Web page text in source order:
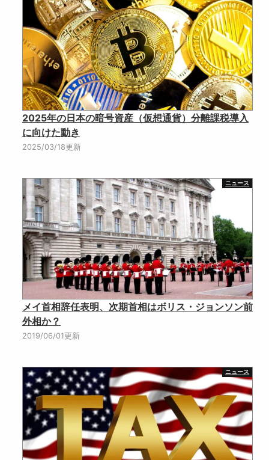
2025年の日本の暗号資産（仮想通貨）分離課税導入
に向けた動き
2025/03/18更新
ニュース
メイ首相辞任表明、次期首相はボリス・ジョンソン前
外相か？
2019/06/01更新
ニュース